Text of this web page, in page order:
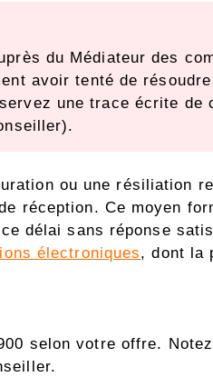
du Médiateur des
avoir tenté de
une trace écrite de
ou une résiliation
réception. Ce moyen
délai sans réponse
électroniques, dont la
selon votre offre.